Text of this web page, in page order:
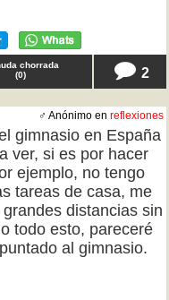
chorrada
(0) 2
♂ Anónimo en reflexiones
gimnasio en España
ver, si es por hacer
ejemplo, no tengo
tareas de casa, me
distancias sin
todo esto, pareceré
al gimnasio.